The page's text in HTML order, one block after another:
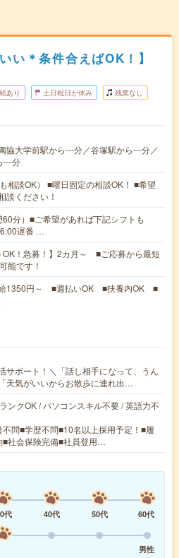
い＊条件合えばOK！】
あり 土日祝日が休み 残業なし
協大学前駅から---分／谷塚駅から---分／
---分
相談OK） ■曜日固定の相談OK！ ■希望
談ください！
分）■ご希望があれば下記シフトも
遅番 …
OK！急募！】2カ月～ ■ご応募から最短
能です！
給1350円～ ■週払いOK ■扶養内OK ■
サポート！＼「話し相手になって、うん
天気がいいからお散歩に連れ出…
ンクOK / パソコンスキル不要 / 英語力不
問■学歴不問■10名以上採用予定！■履
■社会保険完備■社員登用…
代 40代 50代
60代
男性